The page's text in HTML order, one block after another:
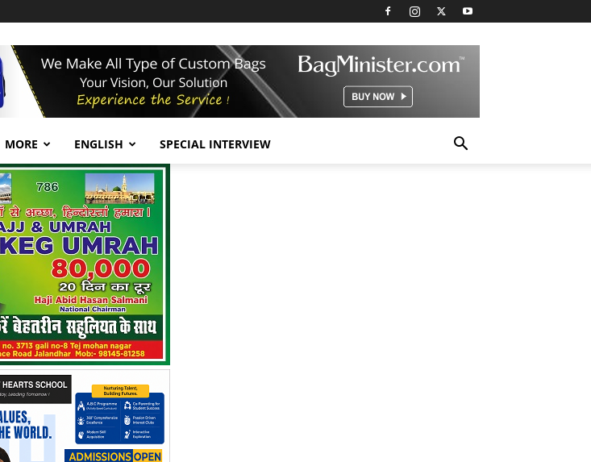
MORE ENGLISH SPECIAL INTERVIEW